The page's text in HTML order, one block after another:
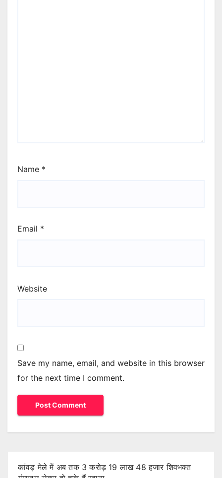
Name *
Email *
Website
Save my name, email, and website in this browser
for the next time I comment.
कांवड़ मेले में अब तक 3 करोड़ 19 लाख 48 हजार शिवभक्त